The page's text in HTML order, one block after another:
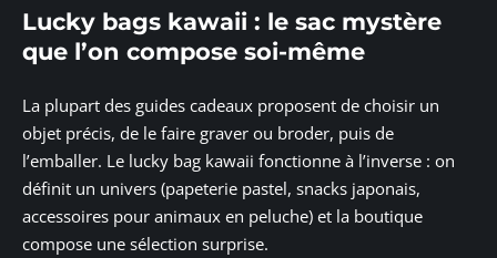
Lucky bags kawaii : le sac mystère
que l’on compose soi-même
La plupart des guides cadeaux proposent de choisir un
objet précis, de le faire graver ou broder, puis de
l’emballer. Le lucky bag kawaii fonctionne à l’inverse : on
définit un univers (papeterie pastel, snacks japonais,
accessoires pour animaux en peluche) et la boutique
compose une sélection surprise.